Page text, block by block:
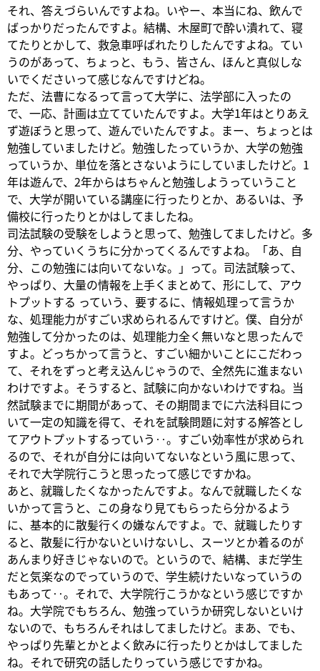
それ、答えづらいんですよね。いやー、本当にね、飲んで
ばっかりだったんですよ。結構、木屋町で酔い潰れて、寝
てたりとかして、救急車呼ばれたりしたんですよね。てい
うのがあって、ちょっと、もう、皆さん、ほんと真似しな
いでくださいって感じなんですけどね。
ただ、法曹になるって言って大学に、法学部に入ったの
で、一応、計画は立てていたんですよ。大学1年はとりあえ
ず遊ぼうと思って、遊んでいたんですよ。まー、ちょっとは
勉強していましたけど。勉強したっていうか、大学の勉強
っていうか、単位を落とさないようにしていましたけど。1
年は遊んで、2年からはちゃんと勉強しようっていうこと
で、大学が開いている講座に行ったりとか、あるいは、予
備校に行ったりとかはしてましたね。
司法試験の受験をしようと思って、勉強してましたけど。多
分、やっていくうちに分かってくるんですよね。「あ、自
分、この勉強には向いてないな。」って。司法試験って、
やっぱり、大量の情報を上手くまとめて、形にして、アウ
トプットする っていう、要するに、情報処理って言うか
な、処理能力がすごい求められるんですけど。僕、自分が
勉強して分かったのは、処理能力全く無いなと思ったんで
すよ。どっちかって言うと、すごい細かいことにこだわっ
て、それをずっと考え込んじゃうので、全然先に進まない
わけですよ。そうすると、試験に向かないわけですね。当
然試験までに期間があって、その期間までに六法科目につ
いて一定の知識を得て、それを試験問題に対する解答とし
てアウトプットするっていう‥。すごい効率性が求められ
るので、それが自分には向いてないなという風に思って、
それで大学院行こうと思ったって感じですかね。
あと、就職したくなかったんですよ。なんで就職したくな
いかって言うと、この身なり見てもらったら分かるよう
に、基本的に散髪行くの嫌なんですよ。で、就職したりす
ると、散髪に行かないといけないし、スーツとか着るのが
あんまり好きじゃないので。というので、結構、まだ学生
だと気楽なのでっていうので、学生続けたいなっていうの
もあって‥。それで、大学院行こうかなという感じですか
ね。大学院でもちろん、勉強っていうか研究しないといけ
ないので、もちろんそれはしてましたけど。まあ、でも、
やっぱり先輩とかとよく飲みに行ったりとかはしてました
ね。それで研究の話したりっていう感じですかね。